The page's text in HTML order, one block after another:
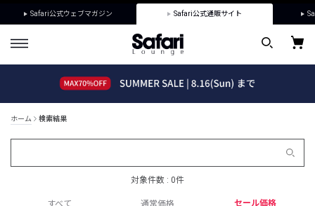
Safari公式ウェブマガジン Safari公式通販サイト
ホーム 検索結果
対象件数 : 0件
すべて 通常価格 セール価格